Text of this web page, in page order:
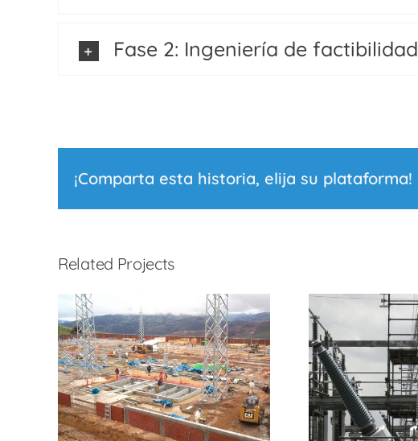
Fase 2: Ingeniería de factibilidad
¡Comparta esta historia, elija su plataforma!
Related Projects